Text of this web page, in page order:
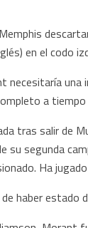
en el codo
una
a
tras salir de
segunda
Ha
haber